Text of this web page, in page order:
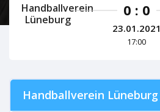
Handballverein
Lüneburg
0 : 0
23.01.2021
17:00
Handballverein Lüneburg